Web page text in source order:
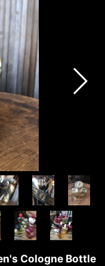
Cologne Bottle